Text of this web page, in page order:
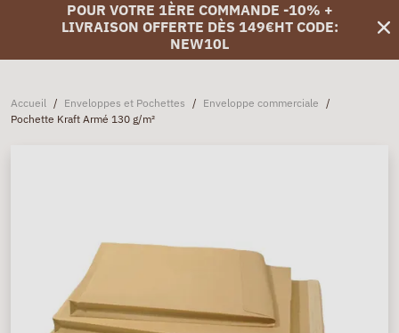
POUR VOTRE 1ÈRE COMMANDE -10% +
LIVRAISON OFFERTE DÈS 149€HT CODE:
NEW10L
Accueil / Enveloppes et Pochettes / Enveloppe commerciale /
Pochette Kraft Armé 130 g/m²